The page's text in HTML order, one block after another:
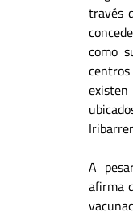
través
como
A
afirma